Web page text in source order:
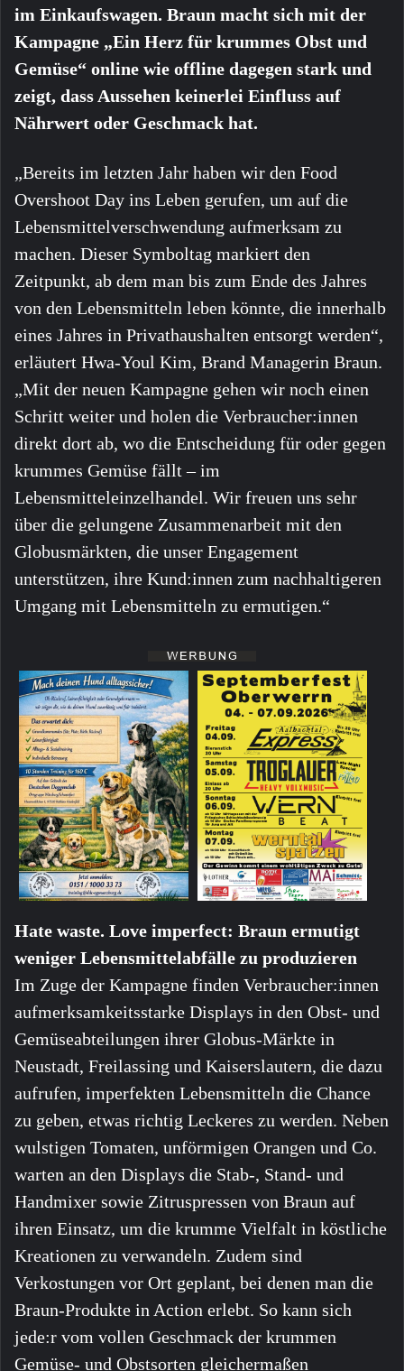
im Einkaufswagen. Braun macht sich mit der
Kampagne „Ein Herz für krummes Obst und
Gemüse“ online wie offline dagegen stark und
zeigt, dass Aussehen keinerlei Einfluss auf
Nährwert oder Geschmack hat.
„Bereits im letzten Jahr haben wir den Food
Overshoot Day ins Leben gerufen, um auf die
Lebensmittelverschwendung aufmerksam zu
machen. Dieser Symboltag markiert den
Zeitpunkt, ab dem man bis zum Ende des Jahres
von den Lebensmitteln leben könnte, die innerhalb
eines Jahres in Privathaushalten entsorgt werden“,
erläutert Hwa-Youl Kim, Brand Managerin Braun.
„Mit der neuen Kampagne gehen wir noch einen
Schritt weiter und holen die Verbraucher:innen
direkt dort ab, wo die Entscheidung für oder gegen
krummes Gemüse fällt – im
Lebensmitteleinzelhandel. Wir freuen uns sehr
über die gelungene Zusammenarbeit mit den
Globusmärkten, die unser Engagement
unterstützen, ihre Kund:innen zum nachhaltigeren
Umgang mit Lebensmitteln zu ermutigen.“
Hate waste. Love imperfect: Braun ermutigt
weniger Lebensmittelabfälle zu produzieren
Im Zuge der Kampagne finden Verbraucher:innen
aufmerksamkeitsstarke Displays in den Obst- und
Gemüseabteilungen ihrer Globus-Märkte in
Neustadt, Freilassing und Kaiserslautern, die dazu
aufrufen, imperfekten Lebensmitteln die Chance
zu geben, etwas richtig Leckeres zu werden. Neben
wulstigen Tomaten, unförmigen Orangen und Co.
warten an den Displays die Stab-, Stand- und
Handmixer sowie Zitruspressen von Braun auf
ihren Einsatz, um die krumme Vielfalt in köstliche
Kreationen zu verwandeln. Zudem sind
Verkostungen vor Ort geplant, bei denen man die
Braun-Produkte in Action erlebt. So kann sich
jede:r vom vollen Geschmack der krummen
Gemüse- und Obstsorten gleichermaßen